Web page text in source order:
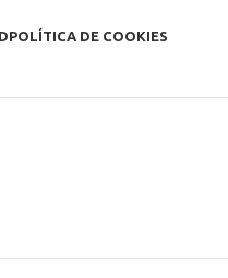
POLÍTICA DE COOKIES